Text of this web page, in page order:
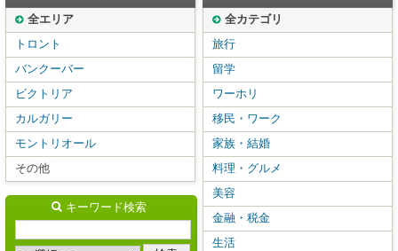
全エリア
トロント
バンクーバー
ビクトリア
カルガリー
モントリオール
その他
全カテゴリ
旅行
留学
ワーホリ
移民・ワーク
家族・結婚
料理・グルメ
美容
金融・税金
生活
キーワード検索